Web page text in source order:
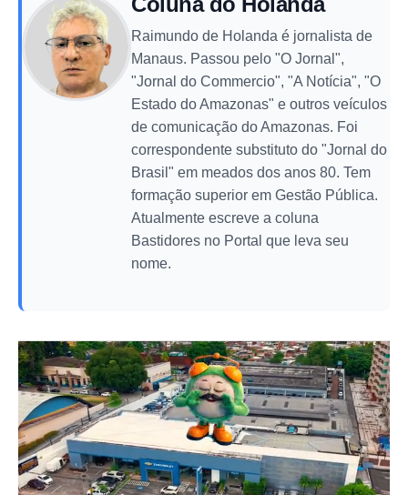
Raimundo de Holanda é jornalista de
Manaus. Passou pelo "O Jornal",
"Jornal do Commercio", "A Notícia", "O
Estado do Amazonas" e outros veículos
de comunicação do Amazonas. Foi
correspondente substituto do "Jornal do
Brasil" em meados dos anos 80. Tem
formação superior em Gestão Pública.
Atualmente escreve a coluna
Bastidores no Portal que leva seu
nome.